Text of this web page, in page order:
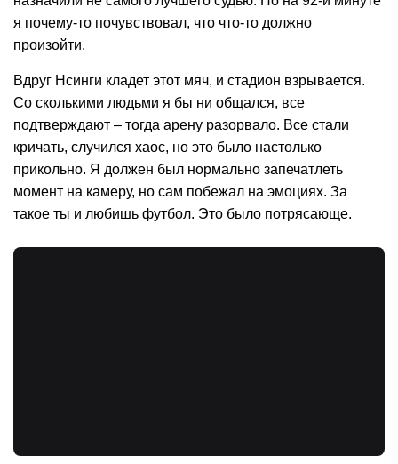
я почему-то почувствовал, что что-то должно
произойти.
Вдруг Нсинги кладет этот мяч, и стадион взрывается.
Со сколькими людьми я бы ни общался, все
подтверждают – тогда арену разорвало. Все стали
кричать, случился хаос, но это было настолько
прикольно. Я должен был нормально запечатлеть
момент на камеру, но сам побежал на эмоциях. За
такое ты и любишь футбол. Это было потрясающе.